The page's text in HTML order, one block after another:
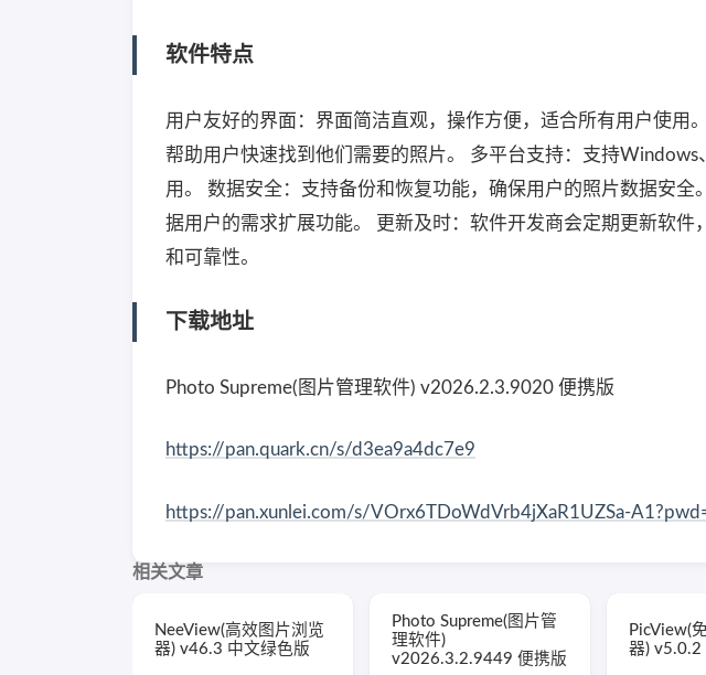
软件特点
用户友好的界面：界面简洁直观，操作方便，适合所有用户使用
帮助用户快速找到他们需要的照片。 多平台支持：支持
用。 数据安全：支持备份和恢复功能，确保用户的照片数据安
据用户的需求扩展功能。 更新及时：软件开发商会定期更新软
和可靠性。
下载地址
Photo Supreme(图片管理软件) v2026.2.3.9020 便携版
https://pan.quark.cn/s/d3ea9a4dc7e9
https://pan.xunlei.com/s/VOrx6TDoWdVrb4jXaR1UZSa-
相关文章
NeeView(高效图片浏览
器) v46.3 中文绿色版
Photo Supreme(图片管
理软件)
v2026.3.2.9449 便携版
PicView(
器) v5.0.2